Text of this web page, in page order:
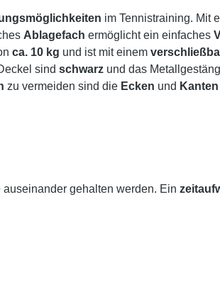
im Tennistraining. Mit
Ablagefach ermöglicht ein einfaches
ca. 10 kg und ist mit einem
sind schwarz und das
zu vermeiden sind die Ecken und Kanten
gehalten werden. Ein